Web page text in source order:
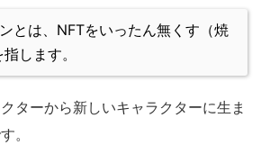
ンとは、NFTをいったん無くす（焼
します。
ターから新しいキャラクターに生ま
。